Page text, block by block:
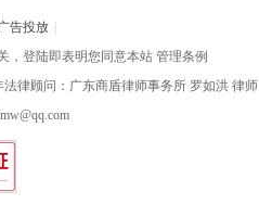
告投放
，登陆即表明您同意本站 管理条例
律顾问：广东商盾律师事务所 罗如洪律师